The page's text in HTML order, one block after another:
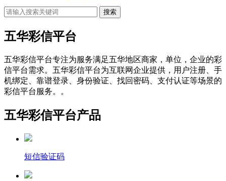
搜索
五华彩信平台
五华彩信平台专注为服务满足五华地区商家，单位，企业的彩
信平台需求。五华彩信平台为互联网企业提供，用户注册、手
机绑定、靠谱登录、身份验证、找回密码、支付认证等场景的
彩信平台服务。。
五华彩信平台产品
短信验证码